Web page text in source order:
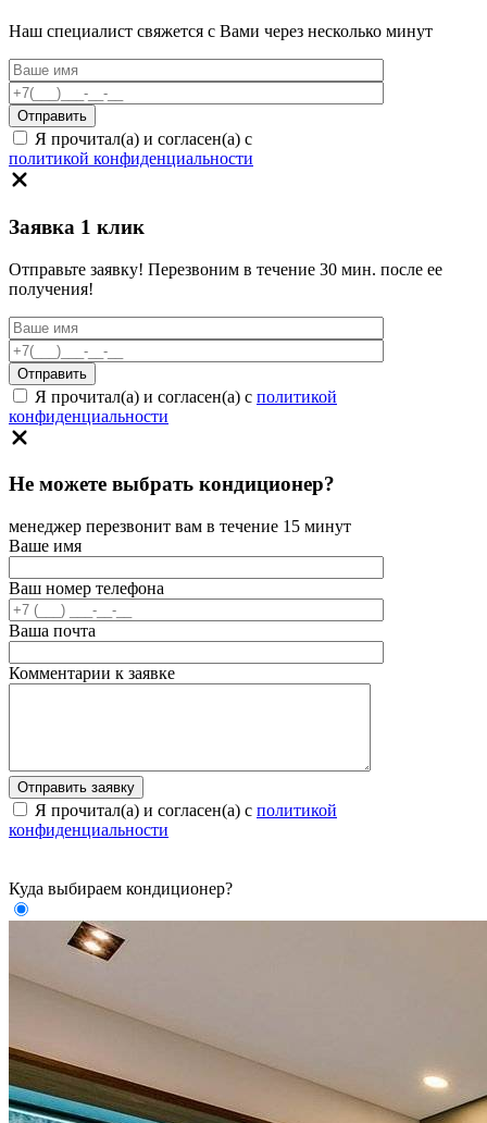
Наш специалист свяжется с Вами через несколько минут
Я прочитал(а) и согласен(а) с
политикой конфиденциальности
Заявка 1 клик
Отправьте заявку! Перезвоним в течение 30 мин. после ее
получения!
Я прочитал(а) и согласен(а) с политикой
конфиденциальности
Не можете выбрать кондиционер?
менеджер перезвонит вам в течение 15 минут
Ваше имя
Ваш номер телефона
Ваша почта
Комментарии к заявке
Я прочитал(а) и согласен(а) с политикой
конфиденциальности
Куда выбираем кондиционер?